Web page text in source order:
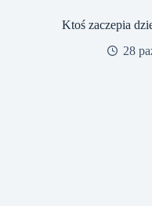
Ktoś zaczepia
28